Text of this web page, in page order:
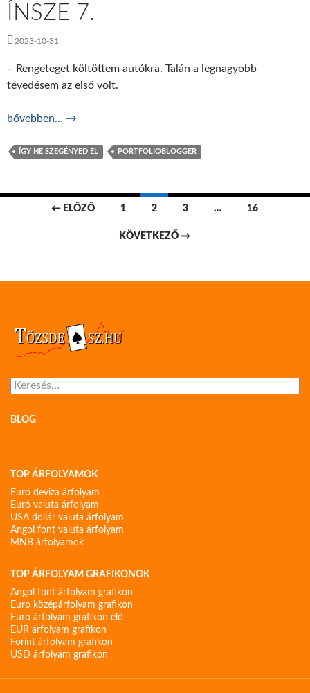
ÍNSZE 7.
2023-10-31
– Rengeteget költöttem autókra. Talán a legnagyobb
tévedésem az első volt.
Autóból pénztemető – ÍNSZE 7.
bővebben… →
ÍGY NE SZEGÉNYED EL PORTFOLIOBLOGGER
Bejegyzések
← ELŐZŐ 1 2 3 … 16
KÖVETKEZŐ →
Keresés:
BLOG
TOP ÁRFOLYAMOK
Euró deviza árfolyam
Euró valuta árfolyam
USA dollár valuta árfolyam
Angol font valuta árfolyam
MNB árfolyamok
TOP ÁRFOLYAM GRAFIKONOK
Angol font árfolyam grafikon
Euro középárfolyam grafikon
Euro árfolyam grafikon élő
EUR árfolyam grafikon
Forint árfolyam grafikon
USD árfolyam grafikon